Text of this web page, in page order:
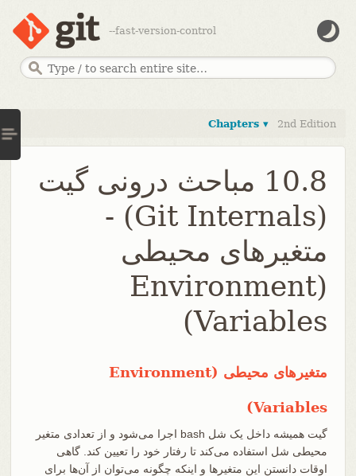
--fast-version-control
Chapters ▾ 2nd Edition
10.8 مباحث درونی گیت
(Git Internals) -
متغیرهای محیطی
(Environment
Variables)
متغیرهای محیطی (Environment
Variables)
گیت همیشه داخل یک شل bash اجرا می‌شود و از تعدادی متغیر
محیطی شل استفاده می‌کند تا رفتار خود را تعیین کند. گاهی
اوقات دانستن این متغیرها و اینکه چگونه می‌توان از آن‌ها برای